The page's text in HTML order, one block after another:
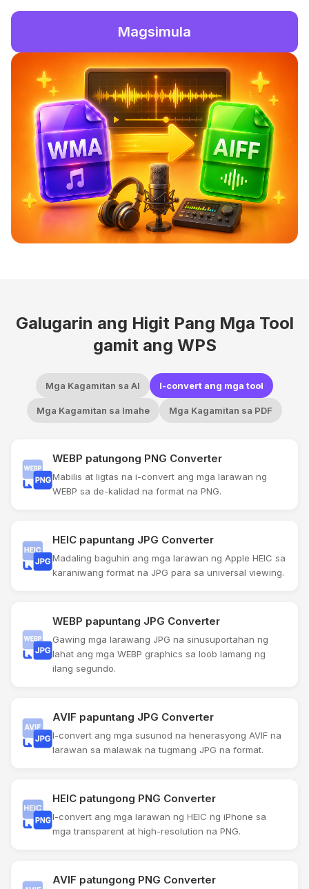
Magsimula
Galugarin ang Higit Pang Mga Tool
gamit ang WPS
Mga Kagamitan sa AI I-convert ang mga tool
Mga Kagamitan sa Imahe Mga Kagamitan sa PDF
WEBP patungong PNG Converter
Mabilis at ligtas na i-convert ang mga larawan ng
WEBP sa de-kalidad na format na PNG.
HEIC papuntang JPG Converter
Madaling baguhin ang mga larawan ng Apple HEIC sa
karaniwang format na JPG para sa universal viewing.
WEBP papuntang JPG Converter
Gawing mga larawang JPG na sinusuportahan ng
lahat ang mga WEBP graphics sa loob lamang ng
ilang segundo.
AVIF papuntang JPG Converter
I-convert ang mga susunod na henerasyong AVIF na
larawan sa malawak na tugmang JPG na format.
HEIC patungong PNG Converter
I-convert ang mga larawan ng HEIC ng iPhone sa
mga transparent at high-resolution na PNG.
AVIF patungong PNG Converter